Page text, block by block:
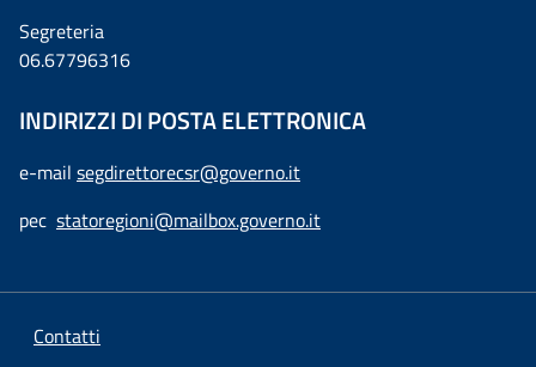
Segreteria
06.67796316
INDIRIZZI DI POSTA ELETTRONICA
e-mail segdirettorecsr@governo.it
pec statoregioni@mailbox.governo.it
Contatti